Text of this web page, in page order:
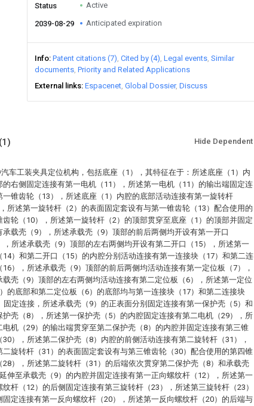
Status Active
2039-08-29 Anticipated expiration
Info Patent citations (7) Cited by (4) Legal events Similar
documents Priority and Related Applications
External links Espacenet Global Dossier Discuss
(1) Hide Dependent
汽车工装夹具定位机构，包括底座（1），其特征在于：所述底座（1）内
的右侧固定连接有第一电机（11），所述第一电机（11）的输出端固定连
一锥齿轮（13），所述底座（1）内腔的底部活动连接有第一旋转杆
，所述第一旋转杆（2）的表面固定套设有与第一锥齿轮（13）配合使用的
齿轮（10），所述第一旋转杆（2）的顶部贯穿至底座（1）的顶部并固定
承载壳（9），所述承载壳（9）顶部的前后两侧均开设有第一开口
，所述承载壳（9）顶部的左右两侧均开设有第二开口（15），所述第一
14）和第二开口（15）的内腔分别活动连接有第一连接块（17）和第二连
16），所述承载壳（9）顶部的前后两侧均活动连接有第一定位板（7），
载壳（9）顶部的左右两侧均活动连接有第二定位板（6），所述第一定位
的底部和第二定位板（6）的底部均与第一连接块（17）和第二连接块
固定连接，所述承载壳（9）的正表面分别固定连接有第一保护壳（5）和
护壳（8），所述第一保护壳（5）的内腔固定连接有第二电机（29），所
电机（29）的输出端贯穿至第二保护壳（8）的内腔并固定连接有第三锥
30），所述第二保护壳（8）内腔的前侧活动连接有第二旋转杆（31），
二旋转杆（31）的表面固定套设有与第三锥齿轮（30）配合使用的第四锥
28），所述第二旋转杆（31）的后端依次贯穿第二保护壳（8）和承载壳
延伸至承载壳（9）的内腔并固定连接有第一正向螺纹杆（12），所述第一
纹杆（12）的后侧固定连接有第三旋转杆（23），所述第三旋转杆（23）
固定连接有第一反向螺纹杆（20），所述第一反向螺纹杆（20）的后端与